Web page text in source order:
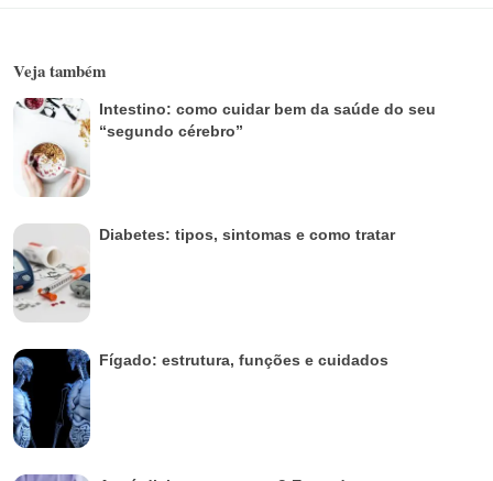
Veja também
Intestino: como cuidar bem da saúde do seu
“segundo cérebro”
Diabetes: tipos, sintomas e como tratar
Fígado: estrutura, funções e cuidados